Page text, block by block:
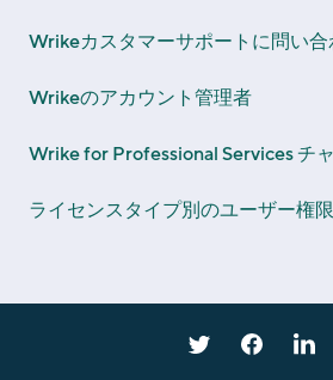
Wrikeカスタマーサポートに問い合
Wrikeのアカウント管理者
Wrike for Professional Services チ
ライセンスタイプ別のユーザー権限